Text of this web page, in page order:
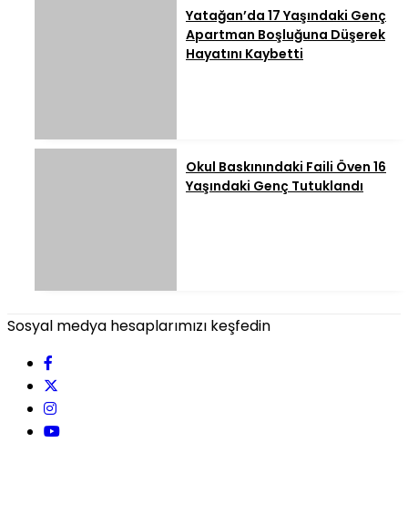
Yatağan’da 17 Yaşındaki Genç
Apartman Boşluğuna Düşerek
Hayatını Kaybetti
Okul Baskınındaki Faili Öven 16
Yaşındaki Genç Tutuklandı
Sosyal medya hesaplarımızı keşfedin